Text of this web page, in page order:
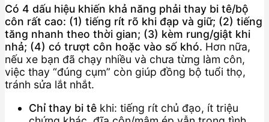
Có 4 dấu hiệu khiến khả năng phải thay bi tê/bộ
côn rất cao: (1) tiếng rít rõ khi đạp và giữ; (2) tiếng
tăng nhanh theo thời gian; (3) kèm rung/giật khi
nhả; (4) có trượt côn hoặc vào số khó. Hơn nữa,
nếu xe bạn đã chạy nhiều và chưa từng làm côn,
việc thay “đúng cụm” còn giúp đồng bộ tuổi thọ,
tránh sửa lắt nhắt.
Chỉ thay bi tê khi: tiếng rít chủ đạo, ít triệu